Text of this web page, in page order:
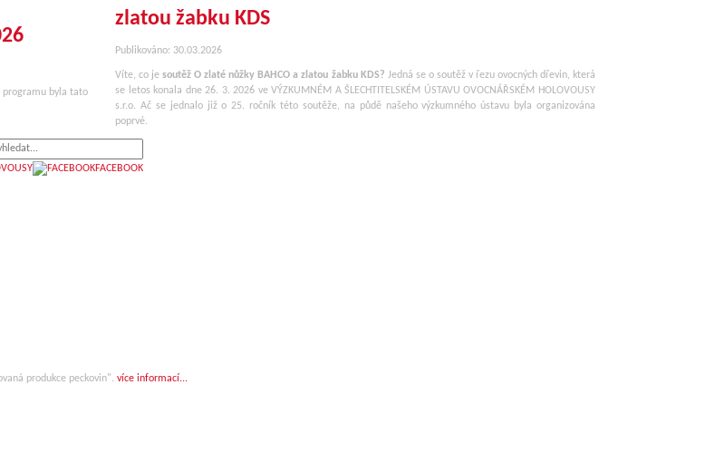
programu byla tato
zlatou žabku KDS
Publikováno: 30.03.2026
Víte, co jesoutěž O zlaté nůžky BAHCO a zlatou žabku KDS? Jedná se o soutěž v řezu ovocných dřevin, která
se letos konala dne 26. 3. 2026 ve VÝZKUMNÉM A ŠLECHTITELSKÉM ÚSTAVU OVOCNÁŘSKÉM HOLOVOUSY
s.r.o. Ač se jednalo již o 25. ročník této soutěže, na půdě našeho výzkumného ústavu byla organizována
poprvé.
FACEBOOK
produkce peckovin". více informací...